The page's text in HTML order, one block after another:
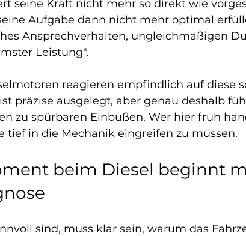
seine Kraft nicht mehr so direkt wie
Aufgabe dann nicht mehr optimal
Ansprechverhalten, ungleichmäßigen
Leistung".
reagieren empfindlich auf diese
präzise ausgelegt, aber genau deshalb
zu spürbaren Einbußen. Wer hier früh
tief in die Mechanik eingreifen zu müssen.
beim Diesel beginnt
sind, muss klar sein, warum das